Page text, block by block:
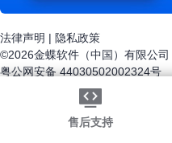
售后支持
法律声明 | 隐私政策
©2026金蝶软件（中国）有限公司
粤公网安备 44030502002324号